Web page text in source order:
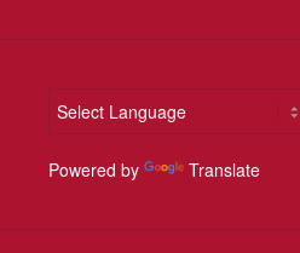
Powered by Translate